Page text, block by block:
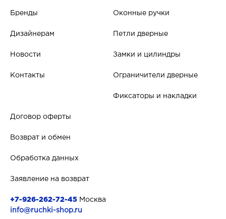
Бренды
Дизайнерам
Новости
Контакты
Оконные ручки
Петли дверные
Замки и цилиндры
Ограничители дверные
Фиксаторы и накладки
Договор оферты
Возврат и обмен
Обработка данных
Заявление на возврат
+7-926-262-72-45 Москва
info@ruchki-shop.ru